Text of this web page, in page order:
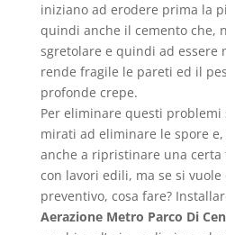
iniziano ad erodere prima la
quindi anche il cemento che,
sgretolare e quindi ad essere
rende fragile le pareti ed il
profonde crepe.
Per eliminare questi
mirati ad eliminare le spore
anche a ripristinare una
con lavori edili, ma se si
preventivo, cosa fare?
Aerazione Metro Parco Di